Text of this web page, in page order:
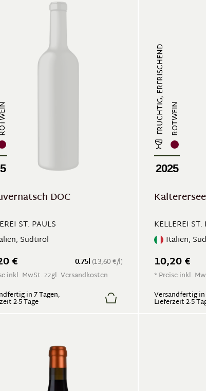
ROTWEIN
DOC
ST. PAULS
Südtirol
0.75l (13,60 €/l)
€
inkl. MwSt. zzgl. Versandkosten
in 7 Tagen,
2-5 Tage
FRUCHTIG, ERFRISCHEND ROTWEIN
2025
KELLEREI ST.
Italien,
10,20 €
* Preise inkl.
Versandfertig in
Lieferzeit 2-5